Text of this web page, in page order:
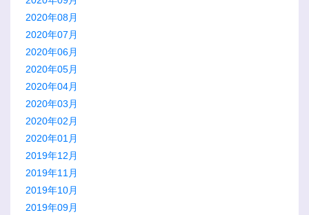
2020年08月
2020年07月
2020年06月
2020年05月
2020年04月
2020年03月
2020年02月
2020年01月
2019年12月
2019年11月
2019年10月
2019年09月